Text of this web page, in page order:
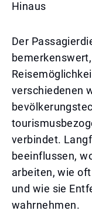
Hinaus
Der
verschiedenen
verbindet.
beeinflussen,
arbeiten, wie
und wie sie
wahrnehmen.